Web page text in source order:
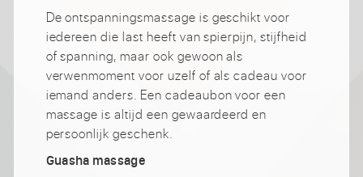
De ontspanningsmassage is geschikt voor
iedereen die last heeft van spierpijn, stijfheid
of spanning, maar ook gewoon als
verwenmoment voor uzelf of als cadeau voor
iemand anders. Een cadeaubon voor een
massage is altijd een gewaardeerd en
persoonlijk geschenk.
Guasha massage